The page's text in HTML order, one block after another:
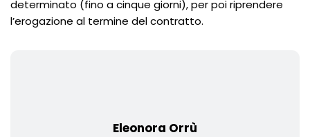
determinato (fino a cinque giorni), per poi riprendere
l’erogazione al termine del contratto.
Eleonora Orrù